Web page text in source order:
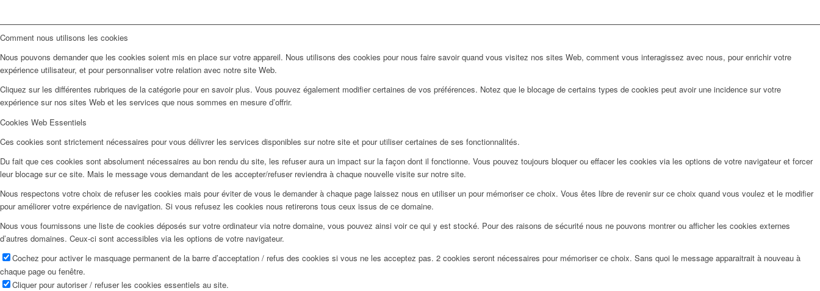
Comment nous utilisons les cookies
Nous pouvons demander que les cookies soient mis en place sur votre appareil. Nous utilisons des cookies pour nous faire savoir quand vous visitez nos sites Web, comment vous interagissez avec nous, pour enrichir votre
expérience utilisateur, et pour personnaliser votre relation avec notre site Web.
Cliquez sur les différentes rubriques de la catégorie pour en savoir plus. Vous pouvez également modifier certaines de vos préférences. Notez que le blocage de certains types de cookies peut avoir une incidence sur votre
expérience sur nos sites Web et les services que nous sommes en mesure d’offrir.
Cookies Web Essentiels
Ces cookies sont strictement nécessaires pour vous délivrer les services disponibles sur notre site et pour utiliser certaines de ses fonctionnalités.
Du fait que ces cookies sont absolument nécessaires au bon rendu du site, les refuser aura un impact sur la façon dont il fonctionne. Vous pouvez toujours bloquer ou effacer les cookies via les options de votre navigateur et forcer
leur blocage sur ce site. Mais le message vous demandant de les accepter/refuser reviendra à chaque nouvelle visite sur notre site.
Nous respectons votre choix de refuser les cookies mais pour éviter de vous le demander à chaque page laissez nous en utiliser un pour mémoriser ce choix. Vous êtes libre de revenir sur ce choix quand vous voulez et le modifier
pour améliorer votre expérience de navigation. Si vous refusez les cookies nous retirerons tous ceux issus de ce domaine.
Nous vous fournissons une liste de cookies déposés sur votre ordinateur via notre domaine, vous pouvez ainsi voir ce qui y est stocké. Pour des raisons de sécurité nous ne pouvons montrer ou afficher les cookies externes
d’autres domaines. Ceux-ci sont accessibles via les options de votre navigateur.
Cochez pour activer le masquage permanent de la barre d’acceptation / refus des cookies si vous ne les acceptez pas. 2 cookies seront nécessaires pour mémoriser ce choix. Sans quoi le message apparaitrait à nouveau à
chaque page ou fenêtre.
Cliquer pour autoriser / refuser les cookies essentiels au site.